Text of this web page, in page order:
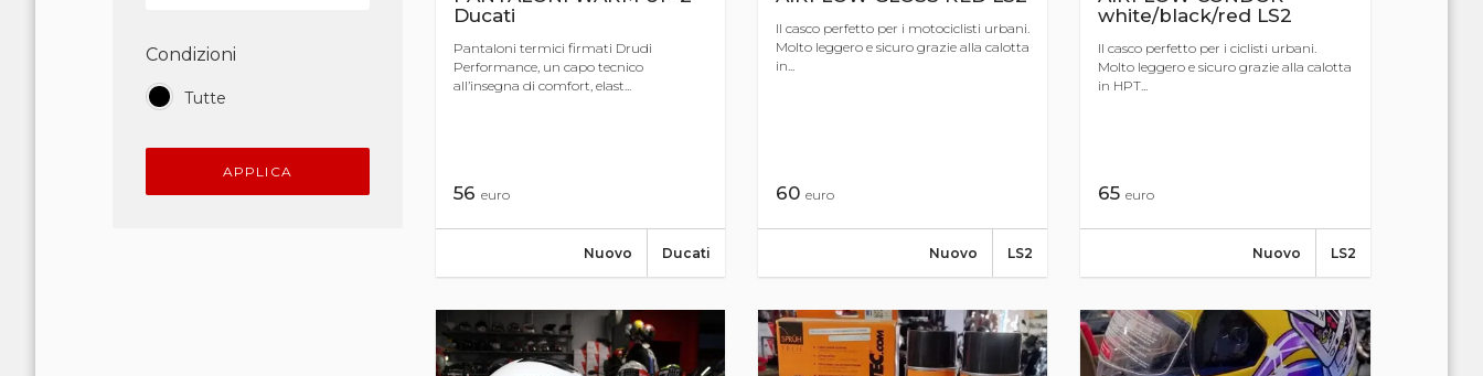
Condizioni
Tutte
APPLICA
Ducati
Pantaloni termici firmati Drudi
Performance, un capo tecnico
all’insegna di comfort, elast...
56 euro
Ducati
Nuovo
Il casco perfetto per i motociclisti urbani.
Molto leggero e sicuro grazie alla calotta
in...
60 euro
LS2
Nuovo
white/black/red LS2
Il casco perfetto per i ciclisti urbani.
Molto leggero e sicuro grazie alla calotta
in HPT...
65euro
LS2
Nuovo